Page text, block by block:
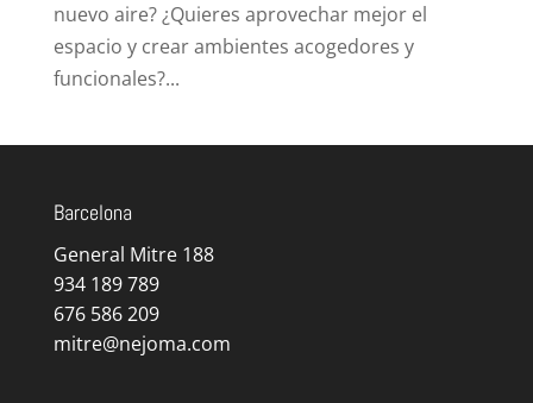
nuevo aire? ¿Quieres aprovechar mejor el
espacio y crear ambientes acogedores y
funcionales?...
Barcelona
General Mitre 188
934 189 789
676 586 209
mitre@nejoma.com